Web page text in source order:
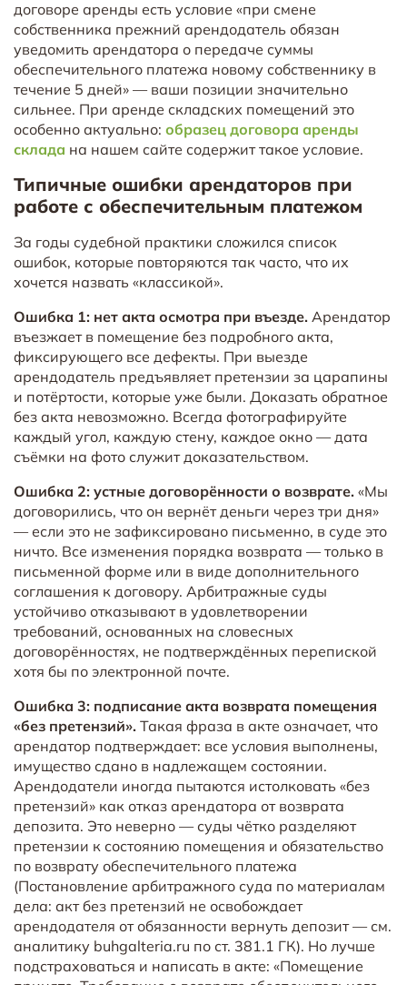
договоре аренды есть условие «при смене
собственника прежний арендодатель обязан
уведомить арендатора о передаче суммы
обеспечительного платежа новому собственнику в
течение 5 дней» — ваши позиции значительно
сильнее. При аренде складских помещений это
особенно актуально: образец договора аренды
склада на нашем сайте содержит такое условие.
Типичные ошибки арендаторов при
работе с обеспечительным платежом
За годы судебной практики сложился список
ошибок, которые повторяются так часто, что их
хочется назвать «классикой».
Ошибка 1: нет акта осмотра при въезде. Арендатор
въезжает в помещение без подробного акта,
фиксирующего все дефекты. При выезде
арендодатель предъявляет претензии за царапины
и потёртости, которые уже были. Доказать обратное
без акта невозможно. Всегда фотографируйте
каждый угол, каждую стену, каждое окно — дата
съёмки на фото служит доказательством.
Ошибка 2: устные договорённости о возврате. «Мы
договорились, что он вернёт деньги через три дня»
— если это не зафиксировано письменно, в суде это
ничто. Все изменения порядка возврата — только в
письменной форме или в виде дополнительного
соглашения к договору. Арбитражные суды
устойчиво отказывают в удовлетворении
требований, основанных на словесных
договорённостях, не подтверждённых перепиской
хотя бы по электронной почте.
Ошибка 3: подписание акта возврата помещения
«без претензий». Такая фраза в акте означает, что
арендатор подтверждает: все условия выполнены,
имущество сдано в надлежащем состоянии.
Арендодатели иногда пытаются истолковать «без
претензий» как отказ арендатора от возврата
депозита. Это неверно — суды чётко разделяют
претензии к состоянию помещения и обязательство
по возврату обеспечительного платежа
(Постановление арбитражного суда по материалам
дела: акт без претензий не освобождает
арендодателя от обязанности вернуть депозит — см.
аналитику buhgalteria.ru по ст. 381.1 ГК). Но лучше
подстраховаться и написать в акте: «Помещение